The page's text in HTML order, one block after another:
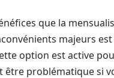
que la
majeurs
option est active
être problématique si